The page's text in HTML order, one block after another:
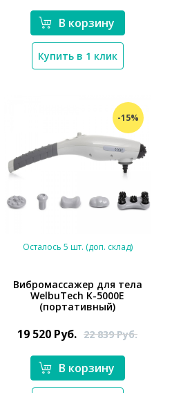
В корзину
Купить в 1 клик
-15%
*}
Осталось 5 шт. (доп. склад)
Вибромассажер для тела
WelbuTech K-5000E
(портативный)
19 520 Руб. 22 839Руб.
В корзину